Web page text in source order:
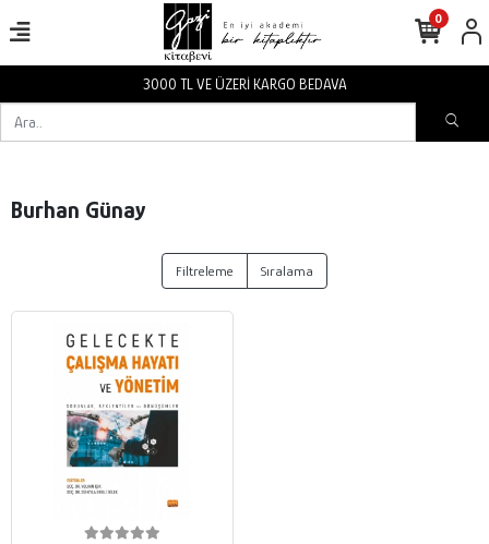
3000 TL VE ÜZERİ KARGO BEDAVA
0
Burhan Günay
Filtreleme Sıralama